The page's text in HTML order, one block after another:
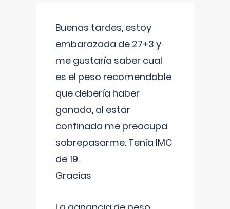
Buenas tardes, estoy
embarazada de 27+3 y
me gustaría saber cual
es el peso recomendable
que debería haber
ganado, al estar
confinada me preocupa
sobrepasarme. Tenía IMC
de 19.
Gracias